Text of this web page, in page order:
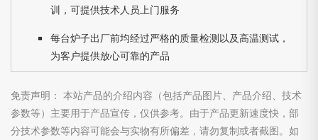
训，可提供技术人员上门服务
每台炉子出厂前均经过严格的质量检测以及高温测试，
为客户提供放心可靠的产品
免责声明： 本站产品的介绍内容（包括产品图片、产品介绍、技术
参数等）主要用于产品宣传，仅供参考。由于产品更新速度快，部
分技术参数等内容可能会与实物有所偏差，请勿复制或者截图。如